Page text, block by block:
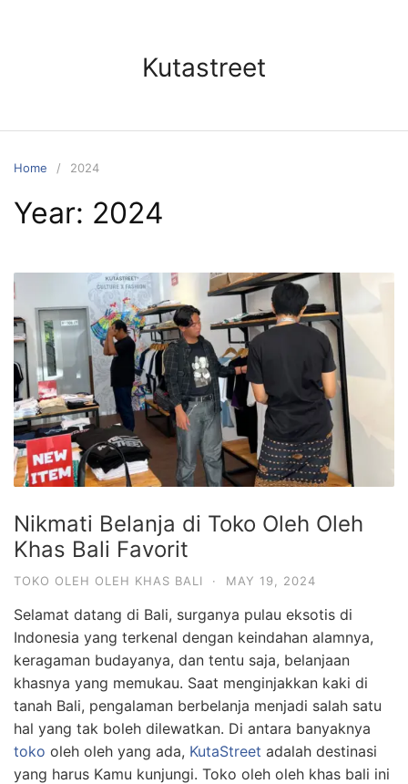
Kutastreet
Home 2024
Year: 2024
Nikmati Belanja di Toko Oleh Oleh
Khas Bali Favorit
TOKO OLEH OLEH KHAS BALI · MAY 19, 2024
Selamat datang di Bali, surganya pulau eksotis di
Indonesia yang terkenal dengan keindahan alamnya,
keragaman budayanya, dan tentu saja, belanjaan
khasnya yang memukau. Saat menginjakkan kaki di
tanah Bali, pengalaman berbelanja menjadi salah satu
hal yang tak boleh dilewatkan. Di antara banyaknya
toko oleh oleh yang ada, KutaStreet adalah destinasi
yang harus Kamu kunjungi. Toko oleh oleh khas bali ini